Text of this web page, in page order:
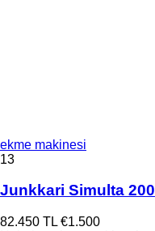
ekme makinesi
13
Junkkari Simulta 200
82.450 TL €1.500